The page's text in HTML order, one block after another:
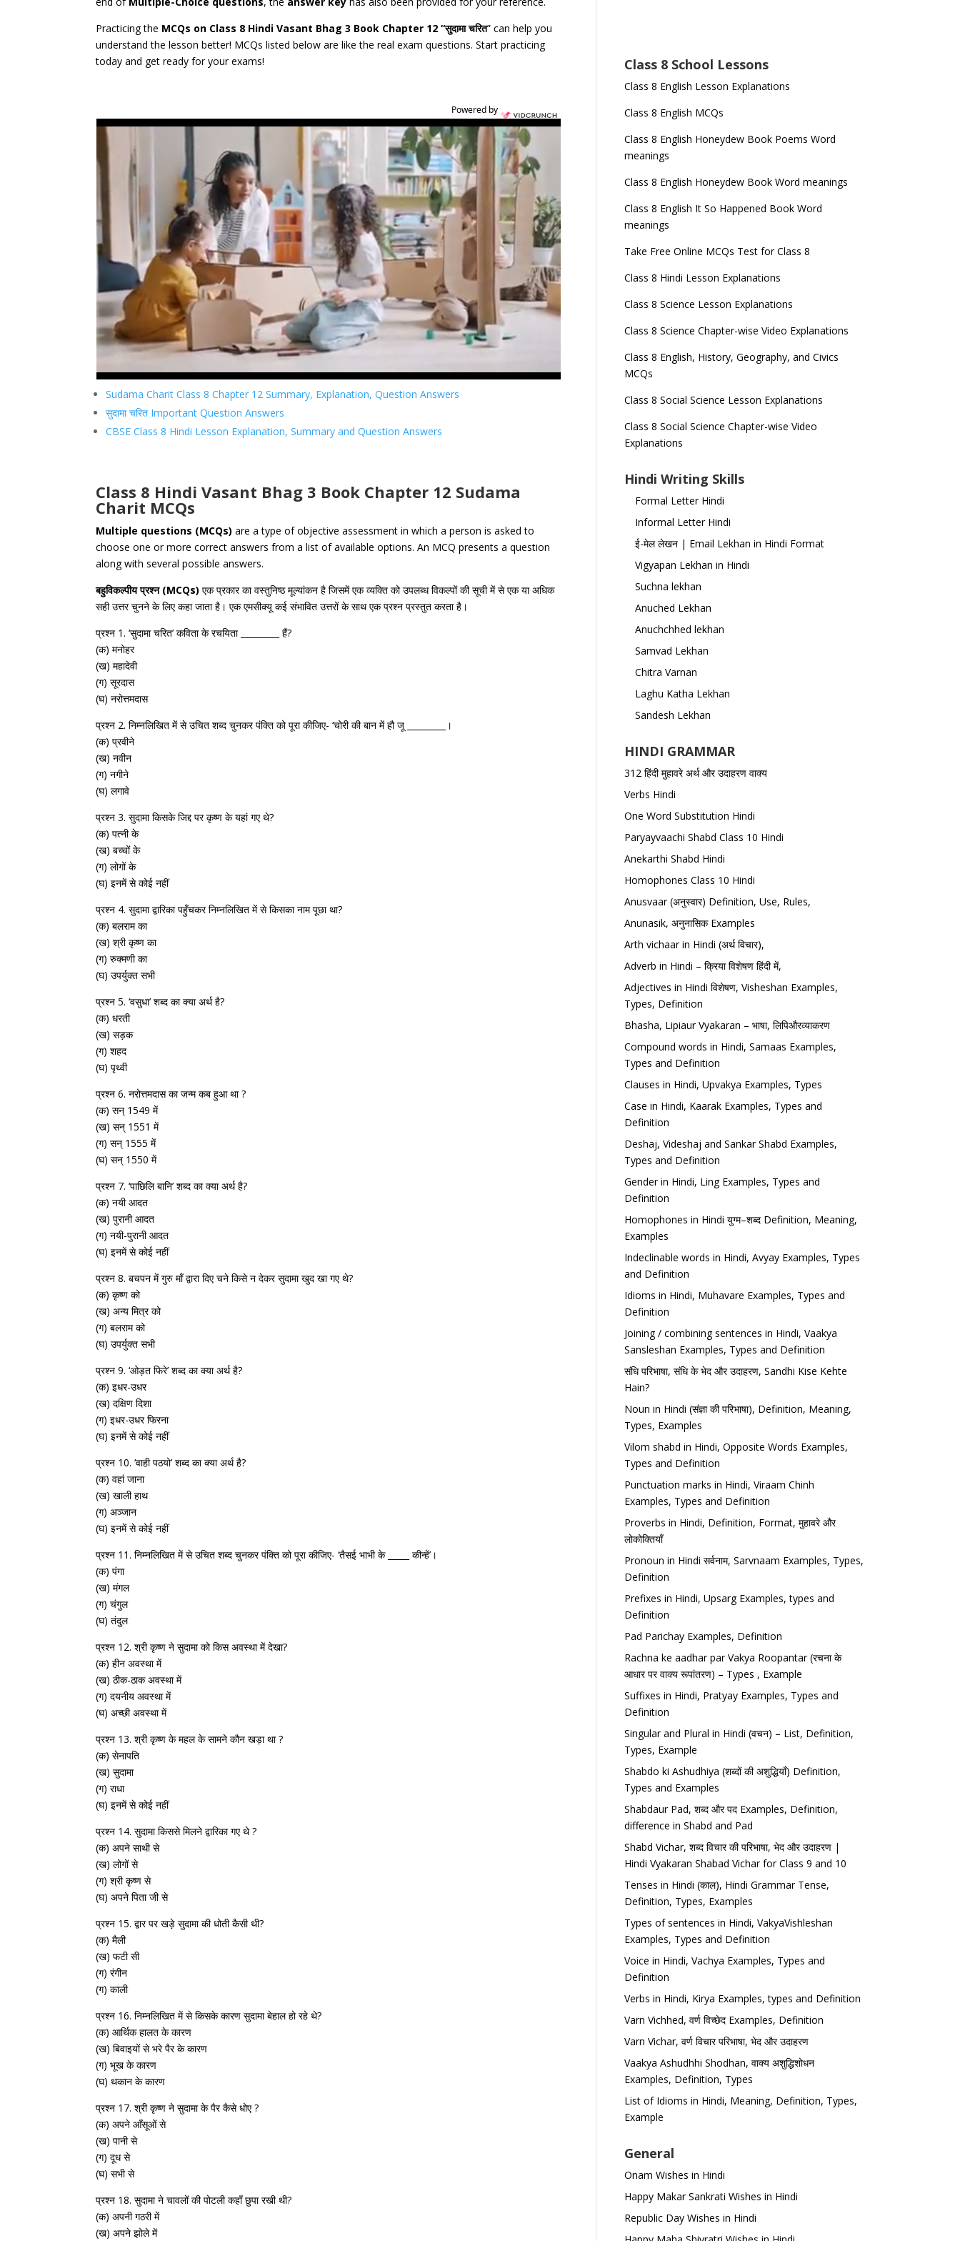
Practicing the MCQs on Class 8 Hindi Vasant Bhag 3 Book Chapter 12 “सुदामा चरित” can help you
understand the lesson better! MCQs listed below are like the real exam questions. Start practicing
today and get ready for your exams!
Powered by
Sudama Charit Class 8 Chapter 12 Summary, Explanation, Question Answers
सुदामा चरित Important Question Answers
CBSE Class 8 Hindi Lesson Explanation, Summary and Question Answers
Class 8 Hindi Vasant Bhag 3 Book Chapter 12 Sudama
Charit MCQs
Multiple questions (MCQs) are a type of objective assessment in which a person is asked to
choose one or more correct answers from a list of available options. An MCQ presents a question
along with several possible answers.
बहुविकल्पीय प्रश्न(MCQs) एक प्रकार का वस्तुनिष्ठ मूल्यांकन है जिसमें एक व्यक्ति को उपलब्ध विकल्पों की सूची में से एक या अधिक
सही उत्तर चुनने के लिए कहा जाता है। एक एमसीक्यू कई संभावित उत्तरों के साथ एक प्रश्न प्रस्तुत करता है।
प्रश्न 1. ‘सुदामा चरित’ कविता के रचयिता _________ हैं?
(क) मनोहर
(ख) महादेवी
(ग) सूरदास
(घ) नरोत्तमदास
प्रश्न 2. निम्नलिखित में से उचित शब्द चुनकर पंक्ति को पूरा कीजिए- ‘चोरी की बान में हौ जू _________।
(क) प्रवीने
(ख) नवीन
(ग) नगीने
(घ) लगावे
प्रश्न 3. सुदामा किसके जिद्द पर कृष्ण के यहां गए थे?
(क) पत्नी के
(ख) बच्चों के
(ग) लोगों के
(घ) इनमें से कोई नहीं
प्रश्न 4. सुदामा द्वारिका पहुँचकर निम्नलिखित में से किसका नाम पूछा था?
(क) बलराम का
(ख) श्री कृष्ण का
(ग) रुक्मणी का
(घ) उपर्युक्त सभी
प्रश्न 5. ‘वसुधा’ शब्द का क्या अर्थ है?
(क) धरती
(ख) सड़क
(ग) शहद
(घ) पृथ्वी
प्रश्न 6. नरोत्तमदास का जन्म कब हुआ था ?
(क) सन् 1549 में
(ख) सन् 1551 में
(ग) सन् 1555 में
(घ) सन् 1550 में
प्रश्न 7. ‘पाछिलि बानि’ शब्द का क्या अर्थ है?
(क) नयी आदत
(ख) पुरानी आदत
(ग) नयी-पुरानी आदत
(घ) इनमें से कोई नहीं
प्रश्न 8. बचपन में गुरु माँ द्वारा दिए चने किसे न देकर सुदामा खुद खा गए थे?
(क) कृष्ण को
(ख) अन्य मित्र को
(ग) बलराम को
(घ) उपर्युक्त सभी
प्रश्न 9. ‘ओड़त फिरे’ शब्द का क्या अर्थ है?
(क) इधर-उधर
(ख) दक्षिण दिशा
(ग) इधर-उधर फिरना
(घ) इनमें से कोई नहीं
प्रश्न 10. ‘वाही पठयो’ शब्द का क्या अर्थ है?
(क) वहां जाना
(ख) खाली हाथ
(ग) अञ्जान
(घ) इनमें से कोई नहीं
प्रश्न 11. निम्नलिखित में से उचित शब्द चुनकर पंक्ति को पूरा कीजिए- ‘तैसई भाभी के _____ कीन्हें’।
(क) पंगा
(ख) मंगल
(ग) चंगुल
(घ) तंदुल
प्रश्न 12. श्री कृष्ण ने सुदामा को किस अवस्था में देखा?
(क) हीन अवस्था में
(ख) ठीक-ठाक अवस्था में
(ग) दयनीय अवस्था में
(घ) अच्छी अवस्था में
प्रश्न 13. श्री कृष्ण के महल के सामने कौन खड़ा था ?
(क) सेनापति
(ख) सुदामा
(ग) राधा
(घ) इनमें से कोई नहीं
प्रश्न 14. सुदामा किससे मिलने द्वारिका गए थे ?
(क) अपने साथी से
(ख) लोगों से
(ग) श्री कृष्ण से
(घ) अपने पिता जी से
प्रश्न 15. द्वार पर खड़े सुदामा की धोती कैसी थी?
(क) मैली
(ख) फटी सी
(ग) रंगीन
(ग) काली
प्रश्न 16. निम्नलिखित में से किसके कारण सुदामा बेहाल हो रहे थे?
(क) आर्थिक हालत के कारण
(ख) बिवाइयों से भरे पैर के कारण
(ग) भूख के कारण
(घ) थकान के कारण
प्रश्न 17. श्री कृष्ण ने सुदामा के पैर कैसे धोए ?
(क) अपने आँसूओं से
(ख) पानी से
(ग) दूध से
(घ) सभी से
प्रश्न 18. सुदामा ने चावलों की पोटली कहाँ छुपा रखी थी?
(क) अपनी गठरी में
(ख) अपने झोले में
Class 8 School Lessons
Class 8 English Lesson Explanations
Class 8 English MCQs
Class 8 English Honeydew Book Poems Word
meanings
Class 8 English Honeydew Book Word meanings
Class 8 English It So Happened Book Word
meanings
Take Free Online MCQs Test for Class 8
Class 8 Hindi Lesson Explanations
Class 8 Science Lesson Explanations
Class 8 Science Chapter-wise Video Explanations
Class 8 English, History, Geography, and Civics
MCQs
Class 8 Social Science Lesson Explanations
Class 8 Social Science Chapter-wise Video
Explanations
Hindi Writing Skills
Formal Letter Hindi
Informal Letter Hindi
ई-मेल लेखन | Email Lekhan in Hindi Format
Vigyapan Lekhan in Hindi
Suchna lekhan
Anuched Lekhan
Anuchchhed lekhan
Samvad Lekhan
Chitra Varnan
Laghu Katha Lekhan
Sandesh Lekhan
HINDI GRAMMAR
312 हिंदी मुहावरे अर्थ और उदाहरण वाक्य
Verbs Hindi
One Word Substitution Hindi
Paryayvaachi Shabd Class 10 Hindi
Anekarthi Shabd Hindi
Homophones Class 10 Hindi
Anusvaar (अनुस्वार) Definition, Use, Rules,
Anunasik, अनुनासिक Examples
Arth vichaar in Hindi (अर्थ विचार),
Adverb in Hindi – क्रिया विशेषण हिंदी में,
Adjectives in Hindi विशेषण, Visheshan Examples,
Types, Definition
Bhasha, Lipiaur Vyakaran – भाषा, लिपिऔरव्याकरण
Compound words in Hindi, Samaas Examples,
Types and Definition
Clauses in Hindi, Upvakya Examples, Types
Case in Hindi, Kaarak Examples, Types and
Definition
Deshaj, Videshaj and Sankar Shabd Examples,
Types and Definition
Gender in Hindi, Ling Examples, Types and
Definition
Homophones in Hindi युग्म–शब्द Definition, Meaning,
Examples
Indeclinable words in Hindi, Avyay Examples, Types
and Definition
Idioms in Hindi, Muhavare Examples, Types and
Definition
Joining / combining sentences in Hindi, Vaakya
Sansleshan Examples, Types and Definition
संधि परिभाषा, संधि के भेद और उदाहरण, Sandhi Kise Kehte
Hain?
Noun in Hindi (संज्ञा की परिभाषा), Definition, Meaning,
Types, Examples
Vilom shabd in Hindi, Opposite Words Examples,
Types and Definition
Punctuation marks in Hindi, Viraam Chinh
Examples, Types and Definition
Proverbs in Hindi, Definition, Format, मुहावरे और
लोकोक्तियाँ
Pronoun in Hindi सर्वनाम, Sarvnaam Examples, Types,
Definition
Prefixes in Hindi, Upsarg Examples, types and
Definition
Pad Parichay Examples, Definition
Rachna ke aadhar par Vakya Roopantar (रचना के
आधार पर वाक्य रूपांतरण) – Types , Example
Suffixes in Hindi, Pratyay Examples, Types and
Definition
Singular and Plural in Hindi (वचन) – List, Definition,
Types, Example
Shabdo ki Ashudhiya (शब्दों की अशुद्धियाँ) Definition,
Types and Examples
Shabdaur Pad, शब्द और पद Examples, Definition,
difference in Shabd and Pad
Shabd Vichar, शब्द विचार की परिभाषा, भेद और उदाहरण |
Hindi Vyakaran Shabad Vichar for Class 9 and 10
Tenses in Hindi (काल), Hindi Grammar Tense,
Definition, Types, Examples
Types of sentences in Hindi, VakyaVishleshan
Examples, Types and Definition
Voice in Hindi, Vachya Examples, Types and
Definition
Verbs in Hindi, Kirya Examples, types and Definition
Varn Vichhed, वर्ण विच्छेद Examples, Definition
Varn Vichar, वर्ण विचार परिभाषा, भेद और उदाहरण
Vaakya Ashudhhi Shodhan, वाक्य अशुद्धिशोधन
Examples, Definition, Types
List of Idioms in Hindi, Meaning, Definition, Types,
Example
General
Onam Wishes in Hindi
Happy Makar Sankrati Wishes in Hindi
Republic Day Wishes in Hindi